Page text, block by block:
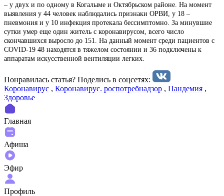
– у двух и по одному в Когалыме и Октябрьском районе. На момент
выявления у 44 человек наблюдались признаки ОРВИ, у 18 –
пневмония и у 10 инфекция протекала бессимптомно. За минувшие
сутки умер еще один житель с коронавирусом, всего число
скончавшихся выросло до 151. На данный момент среди пациентов с
COVID-19 48 находятся в тяжелом состоянии и 36 подключены к
аппаратам искусственной вентиляции легких.
Понравилась статья? Поделиcь в соцсетях:
Коронавирус , Коронавирус. роспотребнадзор , Пандемия ,
Здоровье
Главная
Афиша
Эфир
Профиль